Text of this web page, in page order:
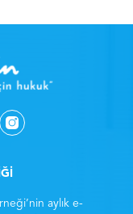
aylık e-